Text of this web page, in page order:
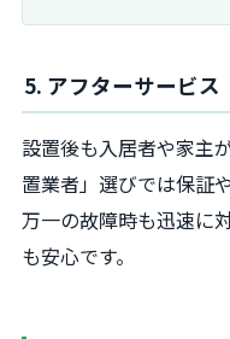
5. アフターサービス
設置後も入居者や家主
置業者」選びでは保証
万一の故障時も迅速に
も安心です。